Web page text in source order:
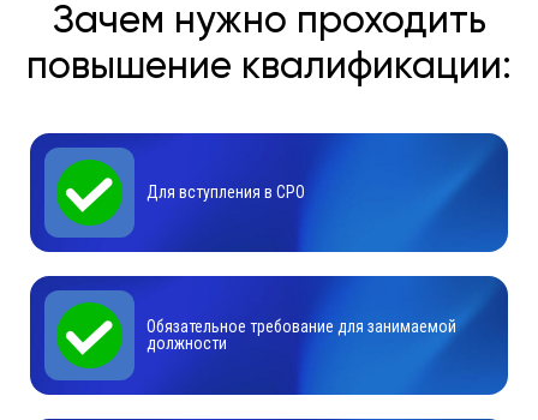
Зачем нужно проходить
повышение квалификации:
Для вступления в СРО
Обязательное требование для занимаемой
должности